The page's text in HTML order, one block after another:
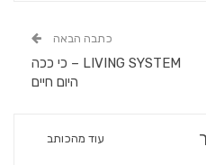
כתבה הבאה
LIVING SYSTEM – כי ככה
היום חיים
עוד מהכותב